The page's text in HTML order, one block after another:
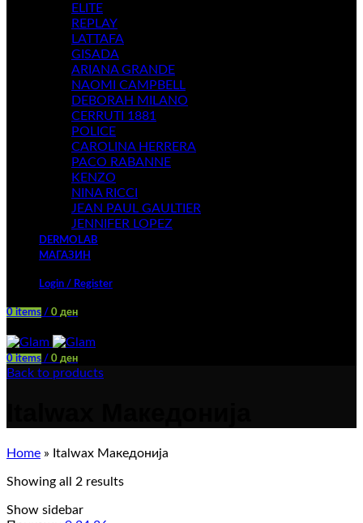
ELITE
REPLAY
LATTAFA
GISADA
ARIANA GRANDE
NAOMI CAMPBELL
DEBORAH MILANO
CERRUTI 1881
POLICE
CAROLINA HERRERA
PACO RABANNE
KENZO
NINA RICCI
JEAN PAUL GAULTIER
JENNIFER LOPEZ
DERMOLAB
МАГАЗИН
Login / Register
0 items / 0 ден
0 items / 0 ден
Back to products
Home » Italwax Македонија
Showing all 2 results
Show sidebar